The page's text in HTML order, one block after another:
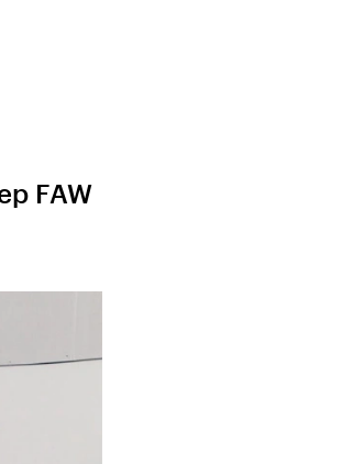
FAW